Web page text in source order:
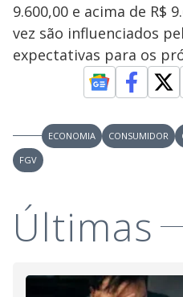
9.600,00 e acima de R$
vez são influenciados
expectativas para os
ECONOMIA CONSUMIDOR
FGV
Últimas